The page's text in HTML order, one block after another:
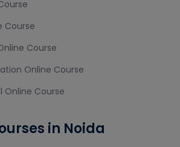
Course
Course
Online Course
Online Course
in Noida